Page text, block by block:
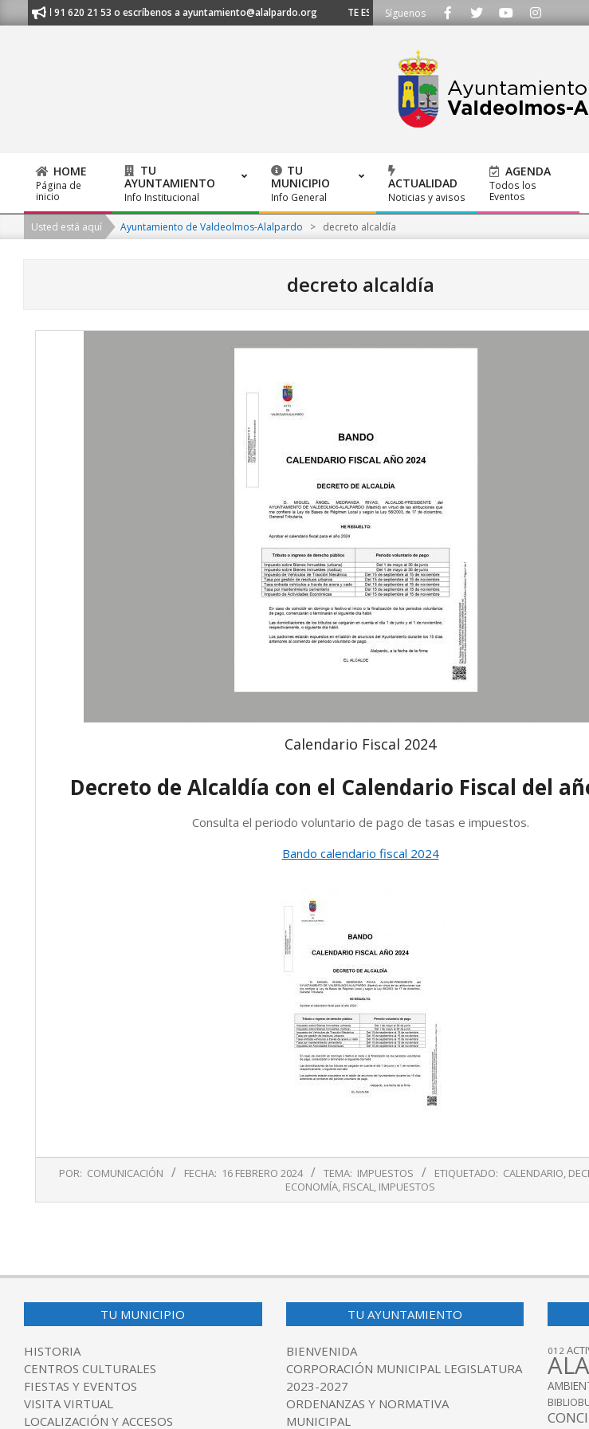
to
al 91 620 21 53 o escríbenos a ayuntamiento@alalpardo.org TE ESCUCHAMOS - Llámanos al 91 620 21 53 o
Síguenos
Primary
Navigation
Menu
HOME
Página de
inicio
TU
AYUNTAMIENTO
Info Institucional
TU
MUNICIPIO
Info General
ACTUALIDAD
Noticias y avisos
AGENDA
Todos los
Eventos
Usted está aquí Ayuntamiento de Valdeolmos-Alalpardo > decreto alcaldía
decreto alcaldía
Calendario Fiscal 2024
Decreto de Alcaldía con el Calendario Fiscal del
Consulta el periodo voluntario de pago de tasas e impuestos.
Bando calendario fiscal 2024
16
POR: COMUNICACIÓN FECHA: 16 FEBRERO 2024 TEMA: IMPUESTOS ETIQUETADO: CALENDARIO,
ECONOMÍA, FISCAL, IMPUESTOS
TU MUNICIPIO
HISTORIA
CENTROS CULTURALES
FIESTAS Y EVENTOS
VISITA VIRTUAL
LOCALIZACIÓN Y ACCESOS
TU AYUNTAMIENTO
BIENVENIDA
CORPORACIÓN MUNICIPAL LEGISLATURA
2023-2027
ORDENANZAS Y NORMATIVA
MUNICIPAL
012